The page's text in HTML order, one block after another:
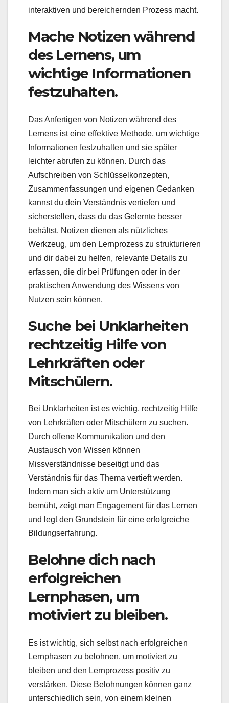
interaktiven und bereichernden Prozess macht.
Mache Notizen während
des Lernens, um
wichtige Informationen
festzuhalten.
Das Anfertigen von Notizen während des
Lernens ist eine effektive Methode, um wichtige
Informationen festzuhalten und sie später
leichter abrufen zu können. Durch das
Aufschreiben von Schlüsselkonzepten,
Zusammenfassungen und eigenen Gedanken
kannst du dein Verständnis vertiefen und
sicherstellen, dass du das Gelernte besser
behältst. Notizen dienen als nützliches
Werkzeug, um den Lernprozess zu strukturieren
und dir dabei zu helfen, relevante Details zu
erfassen, die dir bei Prüfungen oder in der
praktischen Anwendung des Wissens von
Nutzen sein können.
Suche bei Unklarheiten
rechtzeitig Hilfe von
Lehrkräften oder
Mitschülern.
Bei Unklarheiten ist es wichtig, rechtzeitig Hilfe
von Lehrkräften oder Mitschülern zu suchen.
Durch offene Kommunikation und den
Austausch von Wissen können
Missverständnisse beseitigt und das
Verständnis für das Thema vertieft werden.
Indem man sich aktiv um Unterstützung
bemüht, zeigt man Engagement für das Lernen
und legt den Grundstein für eine erfolgreiche
Bildungserfahrung.
Belohne dich nach
erfolgreichen
Lernphasen, um
motiviert zu bleiben.
Es ist wichtig, sich selbst nach erfolgreichen
Lernphasen zu belohnen, um motiviert zu
bleiben und den Lernprozess positiv zu
verstärken. Diese Belohnungen können ganz
unterschiedlich sein, von einem kleinen